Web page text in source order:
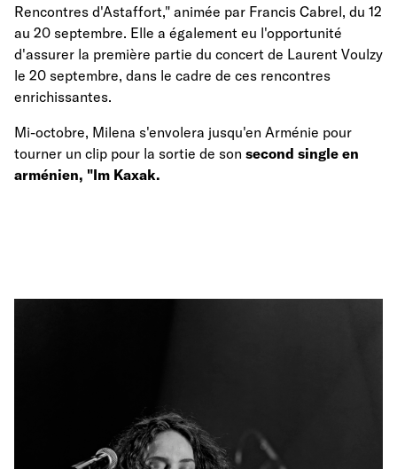
Rencontres d'Astaffort," animée par Francis Cabrel, du 12
au 20 septembre. Elle a également eu l'opportunité
d'assurer la première partie du concert de Laurent Voulzy
le 20 septembre, dans le cadre de ces rencontres
enrichissantes.
Mi-octobre, Milena s'envolera jusqu'en Arménie pour
tourner un clip pour la sortie de son second single en
arménien, "Im Kaxak.